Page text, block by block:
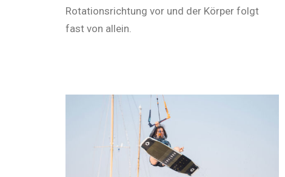
Rotationsrichtung vor und der Körper folgt
fast von allein.